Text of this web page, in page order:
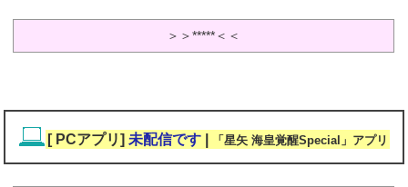
＞＞*****＜＜
[ PCアプリ] 未配信です| 「星矢 海皇覚醒Special」アプリ